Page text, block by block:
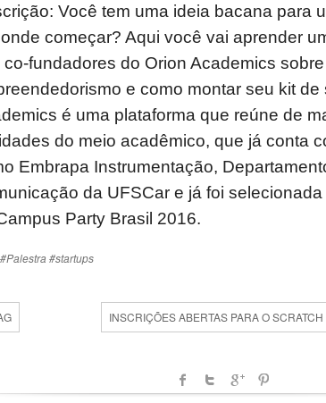
Você tem uma ideia bacana para
começar? Aqui você vai aprender
co-fundadores do Orion Academics
e como montar seu kit
é uma plataforma que reúne de
do meio acadêmico, que já conta
Embrapa Instrumentação,
da UFSCar e já foi
Party Brasil 2016.
#Palestra #startups
INSCRIÇÕES ABERTAS PARA O